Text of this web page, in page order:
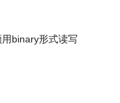
binary形式读写